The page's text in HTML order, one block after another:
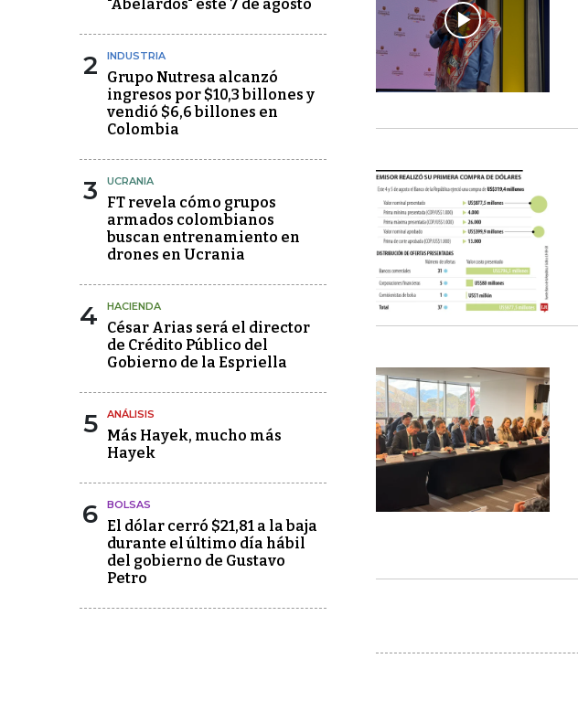
"Abelardos" este 7 de agosto
2 INDUSTRIA
Grupo Nutresa alcanzó
ingresos por $10,3 billones y
vendió $6,6 billones en
Colombia
3 UCRANIA
FT revela cómo grupos
armados colombianos
buscan entrenamiento en
drones en Ucrania
4 HACIENDA
César Arias será el director
de Crédito Público del
Gobierno de la Espriella
5 ANÁLISIS
Más Hayek, mucho más
Hayek
6 BOLSAS
El dólar cerró $21,81 a la baja
durante el último día hábil
del gobierno de Gustavo
Petro